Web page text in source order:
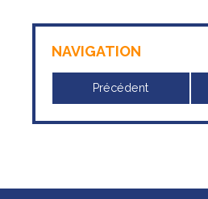
NAVIGATION
Précédent